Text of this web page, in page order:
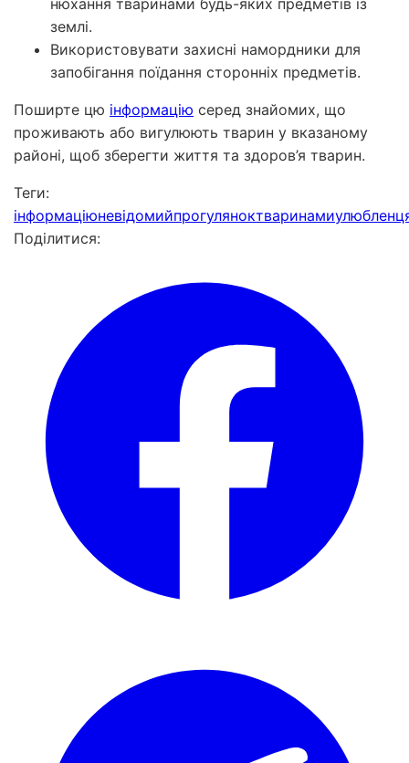
землі.
Використовувати захисні намордники для
запобігання поїдання сторонніх предметів.
Поширте цю інформацію серед знайомих, що
проживають або вигулюють тварин у вказаному
районі, щоб зберегти життя та здоров’я тварин.
Теги:
інформаціюневідомийпрогуляноктваринами
Поділитися: